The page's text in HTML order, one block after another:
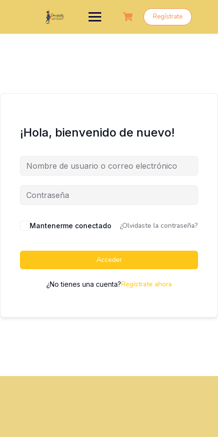
Regístrate
¡Hola, bienvenido de nuevo!
Mantenerme conectado ¿Olvidaste la contraseña?
Acceder
¿No tienes una cuenta?Regístrate ahora